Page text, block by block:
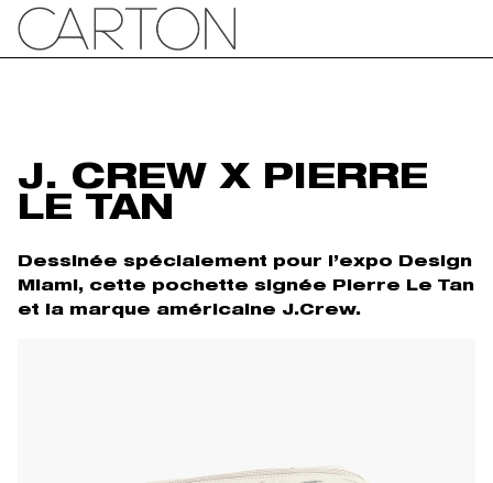
J. CREW X PIERRE
LE TAN
Dessinée spécialement pour l’expo Design
Miami, cette pochette signée Pierre Le Tan
et la marque américaine J.Crew.